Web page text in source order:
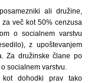
ali družine,
več kot 50% cenzusa
o socialnem varstvu
z upoštevanjem
Za družinske člane po
socialnem varstvu.
kot dohodki prav tako